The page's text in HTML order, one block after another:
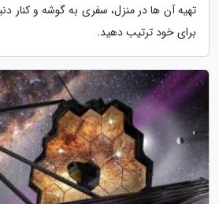
تهیه آن ها در منزل، سفری به گوشه و کنار
برای خود ترتیب دهید.